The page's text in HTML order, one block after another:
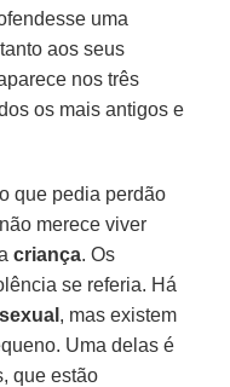
uma
aos seus
nos três
os mais antigos e
que pedia perdão
merece viver
criança. Os
se referia. Há
, mas existem
Uma delas é
que estão